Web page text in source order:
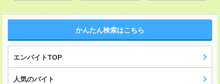
かんたん検索はこちら
エンバイトTOP
人気のバイト